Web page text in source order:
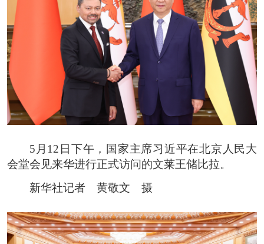
5月12日下午，国家主席习近平在北京人民大
会堂会见来华进行正式访问的文莱王储比拉。
新华社记者 黄敬文 摄